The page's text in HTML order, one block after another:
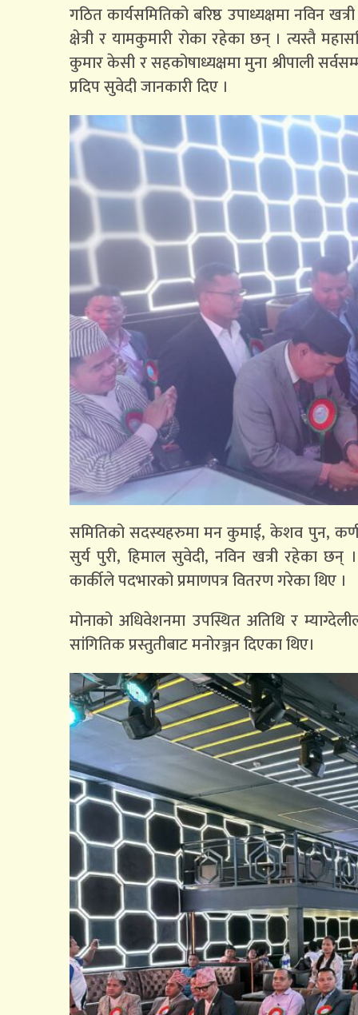
गठित कार्यसमितिको बरिष्ठ उपाध्यक्षमा नविन
क्षेत्री र यामकुमारी रोका रहेका छन् । त्यस्तै
कुमार केसी र सहकोषाध्यक्षमा मुना श्रीपाली
प्रदिप सुवेदी जानकारी दिए ।
समितिको सदस्यहरुमा मन कुमाई, केशव पुन,
सुर्य पुरी, हिमाल सुवेदी, नविन खत्री रहेका छन्
कार्कीले पदभारको प्रमाणपत्र वितरण गरेका थिए ।
मोनाको अधिवेशनमा उपस्थित अतिथि र
सांगितिक प्रस्तुतीबाट मनोरञ्जन दिएका थिए।